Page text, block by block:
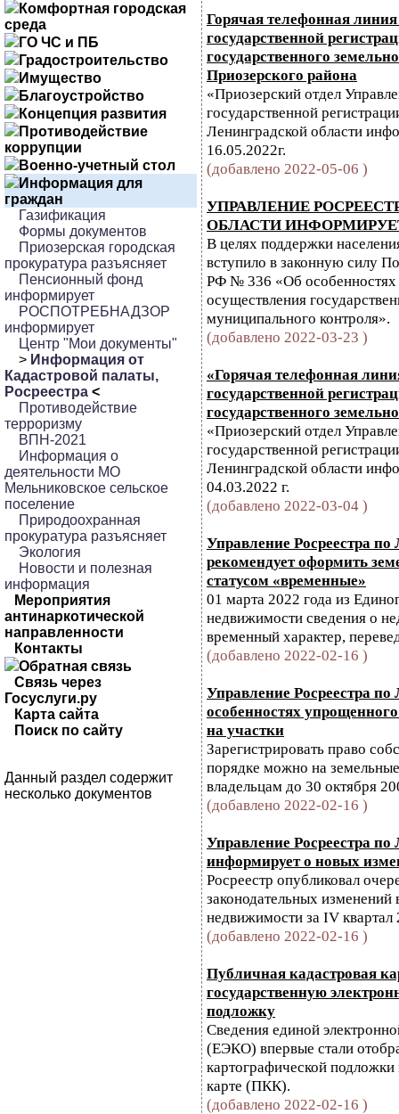
Комфортная городская
среда
ГО ЧС и ПБ
Градостроительство
Имущество
Благоустройство
Концепция развития
Противодействие
коррупции
Военно-учетный стол
Информация для
граждан
Газификация
Формы документов
Приозерская городская
прокуратура разъясняет
Пенсионный фонд
информирует
РОСПОТРЕБНАДЗОР
информирует
Центр "Мои документы"
> Информация от
Кадастровой палаты,
Росреестра <
Противодействие
терроризму
ВПН-2021
Информация о
деятельности МО
Мельниковское сельское
поселение
Природоохранная
прокуратура разъясняет
Экология
Новости и полезная
информация
Мероприятия
антинаркотической
направленности
Контакты
Обратная связь
Связь через
Госуслуги.ру
Карта сайта
Поиск по сайту
Данный раздел содержит
несколько документов
Горячая телефонная
государственной
государственного
Приозерского района
«Приозерский отдел
государственной
Ленинградской области
16.05.2022г.
(добавлено 2022-05-06 )
УПРАВЛЕНИЕ
ОБЛАСТИ
В целях поддержки
вступило в законную силу
РФ № 336 «Об особенностях
осуществления
муниципального контроля».
(добавлено 2022-03-23 )
«Горячая телефонная
государственной
государственного
«Приозерский отдел
государственной
Ленинградской области
04.03.2022 г.
(добавлено 2022-03-04 )
Управление Росреестра
рекомендует оформить
статусом «временные»
01 марта 2022 года из
недвижимости сведения о
временный характер,
(добавлено 2022-02-16 )
Управление Росреестра
особенностях
на участки
Зарегистрировать право
порядке можно на
владельцам до 30 октября
(добавлено 2022-02-16 )
Управление Росреестра
информирует о новых
Росреестр опубликовал
законодательных изменений
недвижимости за IV квартал
(добавлено 2022-02-16 )
Публичная кадастровая
государственную
подложку
Сведения единой
(ЕЭКО) впервые стали
картографической
карте (ПКК).
(добавлено 2022-02-16 )